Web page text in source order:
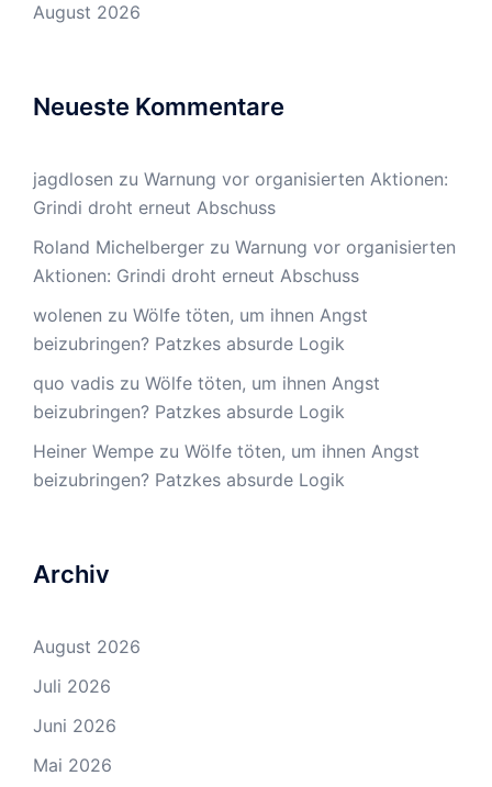
August 2026
Neueste Kommentare
jagdlosen zu Warnung vor organisierten Aktionen:
Grindi droht erneut Abschuss
Roland Michelberger zu Warnung vor organisierten
Aktionen: Grindi droht erneut Abschuss
wolenen zu Wölfe töten, um ihnen Angst
beizubringen? Patzkes absurde Logik
quo vadis zu Wölfe töten, um ihnen Angst
beizubringen? Patzkes absurde Logik
Heiner Wempe zu Wölfe töten, um ihnen Angst
beizubringen? Patzkes absurde Logik
Archiv
August 2026
Juli 2026
Juni 2026
Mai 2026